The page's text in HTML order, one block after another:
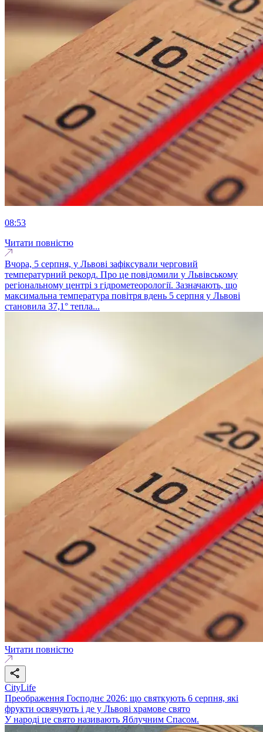
08:53
Читати повністю
Вчора, 5 серпня, у Львові зафіксували черговий
температурний рекорд. Про це повідомили у Львівському
регіональному центрі з гідрометеорології. Зазначають, що
максимальна температура повітря вдень 5 серпня у Львові
становила 37,1° тепла...
Читати повністю
CityLife
Преображення Господнє 2026: що святкують 6 серпня, які
фрукти освячують і де у Львові храмове свято
У народі це свято називають Яблучним Спасом.